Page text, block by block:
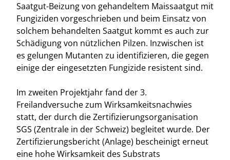
Saatgut-Beizung von gehandeltem Maissaatgut mit
Fungiziden vorgeschrieben und beim Einsatz von
solchem behandelten Saatgut kommt es auch zur
Schädigung von nützlichen Pilzen. Inzwischen ist
es gelungen Mutanten zu identifizieren, die gegen
einige der eingesetzten Fungizide resistent sind.
Im zweiten Projektjahr fand der 3.
Freilandversuche zum Wirksamkeitsnachwies
statt, der durch die Zertifizierungsorganisation
SGS (Zentrale in der Schweiz) begleitet wurde. Der
Zertifizierungsbericht (Anlage) bescheinigt erneut
eine hohe Wirksamkeit des Substrats